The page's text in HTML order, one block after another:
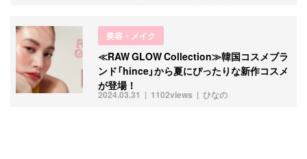
美容・メイク
2024.03.31 ひなの
1102views
≪RAW GLOW Collection≫韓国コスメブラ
ンド「hince」から夏にぴったりな新作コスメ
が登場！